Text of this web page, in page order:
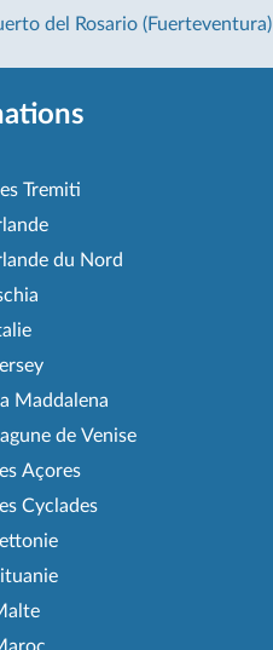
del Rosario (Fuerteventura)
Îles Tremiti
du Nord
Maddalena
de Venise
Açores
Cyclades